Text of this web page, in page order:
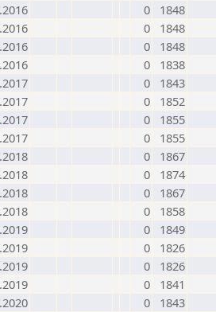
0
1848
0
1848
0
1848
0
1838
0
1843
0
1852
0
1855
0
1855
0
1867
0
1874
0
1867
0
1858
0
1849
0
1826
0
1826
0
1841
0
1843